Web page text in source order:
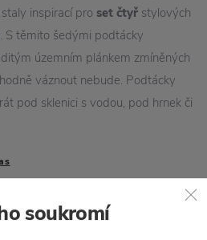
inspirací pro set čtyř stylových
. S těmito šedými podtácky
územním plánkem zmíněných
váznout nebude. Podtácky
pod sklenici s vodou, pod hrnek či
soukromí